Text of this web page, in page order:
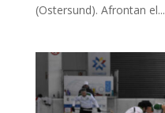
(Ostersund). Afrontan el...